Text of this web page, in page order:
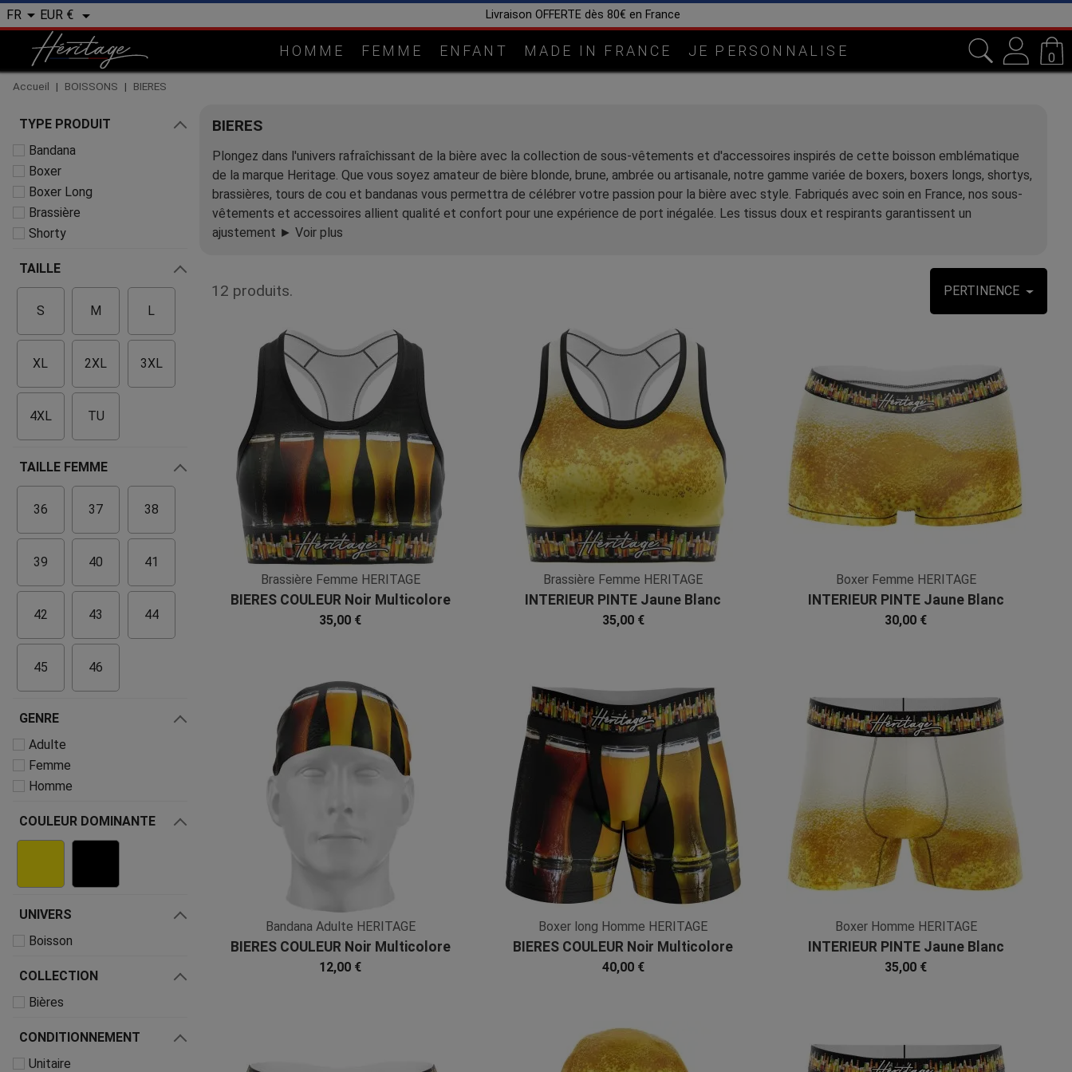
FR  EUR €  Livraison OFFERTE dès 80€ en France
HOMME FEMME ENFANT MADE IN FRANCE JE PERSONNALISE 0
Accueil BOISSONS BIERES
TYPE PRODUIT
Bandana
Boxer
Boxer Long
Brassière
Shorty
TAILLE
S M L
XL 2XL 3XL
4XL TU
TAILLE FEMME
36 37 38
39 40 41
42 43 44
45 46
GENRE
Adulte
Femme
Homme
COULEUR DOMINANTE
UNIVERS
Boisson
COLLECTION
Bières
CONDITIONNEMENT
Unitaire
BIERES
Plongez dans l'univers rafraîchissant de la bière avec la collection de sous-vêtements et d'accessoires inspirés de cette boisson emblématique
de la marque Heritage. Que vous soyez amateur de bière blonde, brune, ambrée ou artisanale, notre gamme variée de boxers, boxers longs, shortys,
brassières, tours de cou et bandanas vous permettra de célébrer votre passion pour la bière avec style. Fabriqués avec soin en France, nos sous-
vêtements et accessoires allient qualité et confort pour une expérience de port inégalée. Les tissus doux et respirants garantissent un
ajustement ► Voir plus
12 produits. PERTINENCE
Brassière Femme HERITAGE
BIERES COULEUR Noir Multicolore
Microfibre
35,00 €
Brassière Femme HERITAGE
INTERIEUR PINTE Jaune Blanc
Microfibre
35,00 €
Boxer Femme HERITAGE
INTERIEUR PINTE Jaune Blanc
Microfibre
30,00 €
Bandana Adulte HERITAGE
BIERES COULEUR Noir Multicolore
Microfibre
12,00 €
Boxer long Homme HERITAGE
BIERES COULEUR Noir Multicolore
Microfibre
40,00 €
Boxer Homme HERITAGE
INTERIEUR PINTE Jaune Blanc
Microfibre
35,00 €